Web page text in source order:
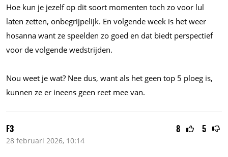
Hoe kun je jezelf op dit soort momenten toch zo voor lul
laten zetten, onbegrijpelijk. En volgende week is het weer
hosanna want ze speelden zo goed en dat biedt perspectief
voor de volgende wedstrijden.
Nou weet je wat? Nee dus, want als het geen top 5 ploeg is,
kunnen ze er ineens geen reet mee van.
8 5
F3
28 februari 2026, 10:14